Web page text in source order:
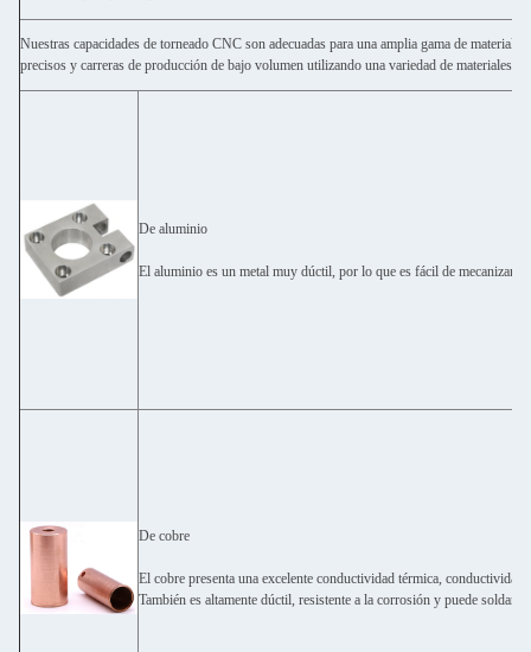
Nuestras capacidades de torneado CNC son adecuadas para una amplia gama de
precisos y carreras de producción de bajo volumen utilizando una variedad de materiales
De aluminio
El aluminio es un metal muy dúctil, por lo que es fácil de mecanizar.
De cobre
El cobre presenta una excelente conductividad térmica, conductividad
También es altamente dúctil, resistente a la corrosión y puede